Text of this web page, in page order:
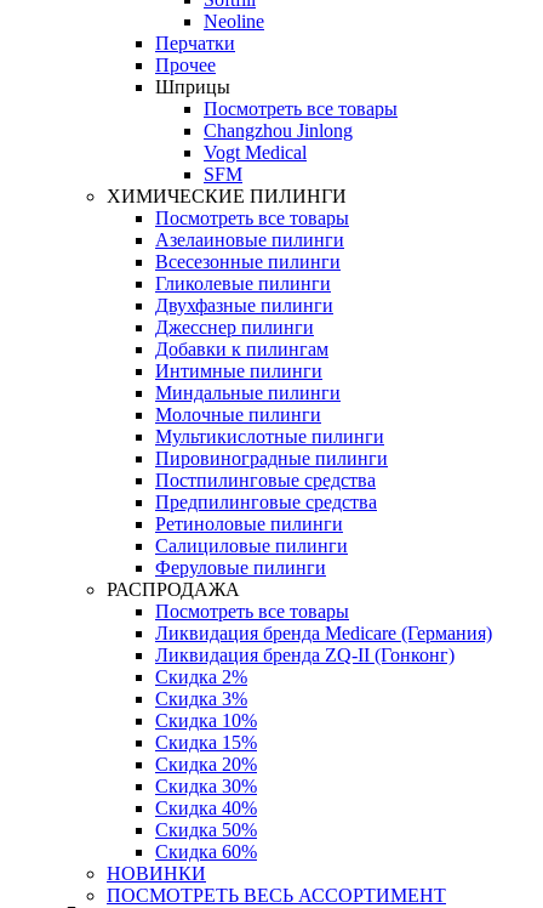
Neoline
Перчатки
Прочее
Шприцы
Посмотреть все товары
Changzhou Jinlong
Vogt Medical
SFM
ХИМИЧЕСКИЕ ПИЛИНГИ
Посмотреть все товары
Азелаиновые пилинги
Всесезонные пилинги
Гликолевые пилинги
Двухфазные пилинги
Джесснер пилинги
Добавки к пилингам
Интимные пилинги
Миндальные пилинги
Молочные пилинги
Мультикислотные пилинги
Пировиноградные пилинги
Постпилинговые средства
Предпилинговые средства
Ретиноловые пилинги
Салициловые пилинги
Феруловые пилинги
РАСПРОДАЖА
Посмотреть все товары
Ликвидация бренда Medicare (Германия)
Ликвидация бренда ZQ-II (Гонконг)
Скидка 2%
Скидка 3%
Скидка 10%
Скидка 15%
Скидка 20%
Скидка 30%
Скидка 40%
Скидка 50%
Скидка 60%
НОВИНКИ
ПОСМОТРЕТЬ ВЕСЬ АССОРТИМЕНТ